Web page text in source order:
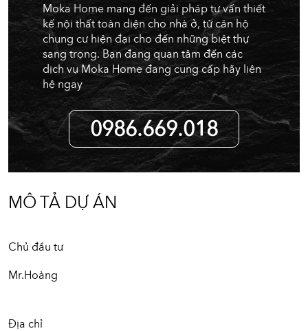
Moka Home mang đến giải pháp tư vấn thiết
kế nội thất toàn diện cho nhà ở, từ căn hộ
chung cư hiện đại cho đến những biệt thự
sang trọng. Bạn đang quan tâm đến các
dịch vụ Moka Home đang cung cấp hãy liên
hệ ngay
0986.669.018
MÔ TẢ DỰ ÁN
Chủ đầu tư
Mr.Hoàng
Địa chỉ